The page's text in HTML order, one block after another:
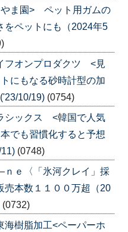
ま園> ペット用ガムの
をペットにも（2024年5
フオンプロダクツ <見
にもなる砂時計型の加
10/19) (0754)
シックス <韓国で人気
でも習慣化すると予想
(0748)
ｅ〈「氷河クレイ」採
売本数１１００万超（20
(0732)
樹脂加工<ペーパーホ